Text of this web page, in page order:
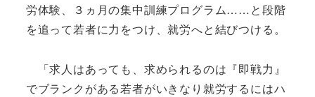
労体験、３ヵ月の集中訓練プログラム……と段階
を追って若者に力をつけ、就労へと結びつける。
「求人はあっても、求められるのは『即戦力』
でブランクがある若者がいきなり就労するにはハ